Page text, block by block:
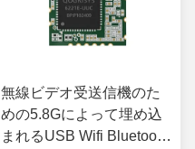
無線ビデオ受送信機のた
めの5.8Gによって埋め込
まれるUSB Wifi Bluetooth